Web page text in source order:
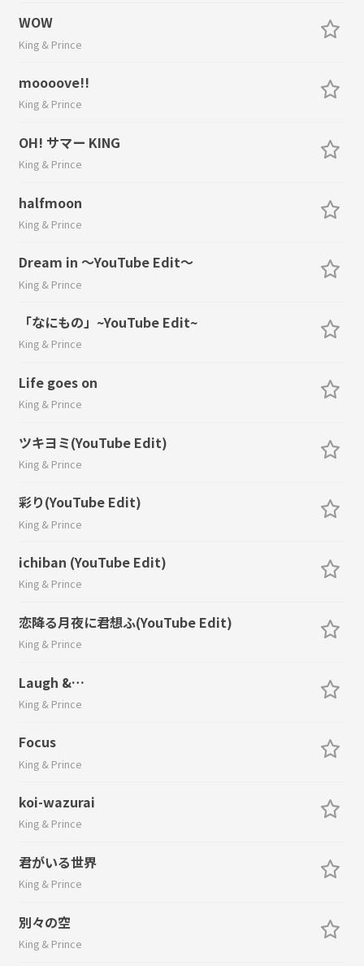
WOW
King & Prince
moooove!!
King & Prince
OH! サマー KING
King & Prince
halfmoon
King & Prince
Dream in 〜YouTube Edit〜
King & Prince
「なにもの」~YouTube Edit~
King & Prince
Life goes on
King & Prince
ツキヨミ(YouTube Edit)
King & Prince
彩り(YouTube Edit)
King & Prince
ichiban (YouTube Edit)
King & Prince
恋降る月夜に君想ふ(YouTube Edit)
King & Prince
Laugh &…
King & Prince
Focus
King & Prince
koi-wazurai
King & Prince
君がいる世界
King & Prince
別々の空
King & Prince